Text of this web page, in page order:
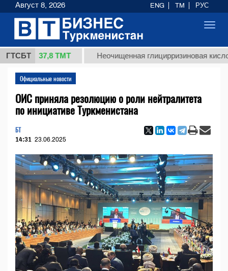
ГТСБТ
37,8 ТМТ Неочищенная глицирризиновая кислота
Официальные новости
ОИС приняла резолюцию о роли нейтралитета
по инициативе Туркменистана
БТ
14:31 23.06.2025
Август 8, 2026 ENG TM РУС